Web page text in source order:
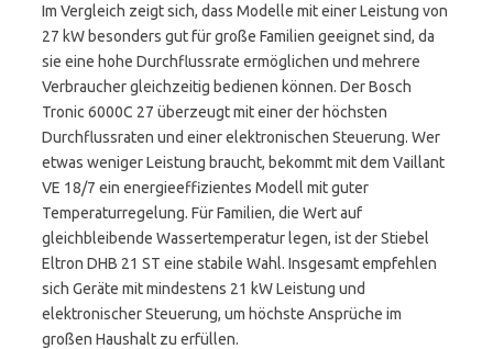
Im Vergleich zeigt sich, dass Modelle mit einer Leistung von
27 kW besonders gut für große Familien geeignet sind, da
sie eine hohe Durchflussrate ermöglichen und mehrere
Verbraucher gleichzeitig bedienen können. Der Bosch
Tronic 6000C 27 überzeugt mit einer der höchsten
Durchflussraten und einer elektronischen Steuerung. Wer
etwas weniger Leistung braucht, bekommt mit dem Vaillant
VE 18/7 ein energieeffizientes Modell mit guter
Temperaturregelung. Für Familien, die Wert auf
gleichbleibende Wassertemperatur legen, ist der Stiebel
Eltron DHB 21 ST eine stabile Wahl. Insgesamt empfehlen
sich Geräte mit mindestens 21 kW Leistung und
elektronischer Steuerung, um höchste Ansprüche im
großen Haushalt zu erfüllen.